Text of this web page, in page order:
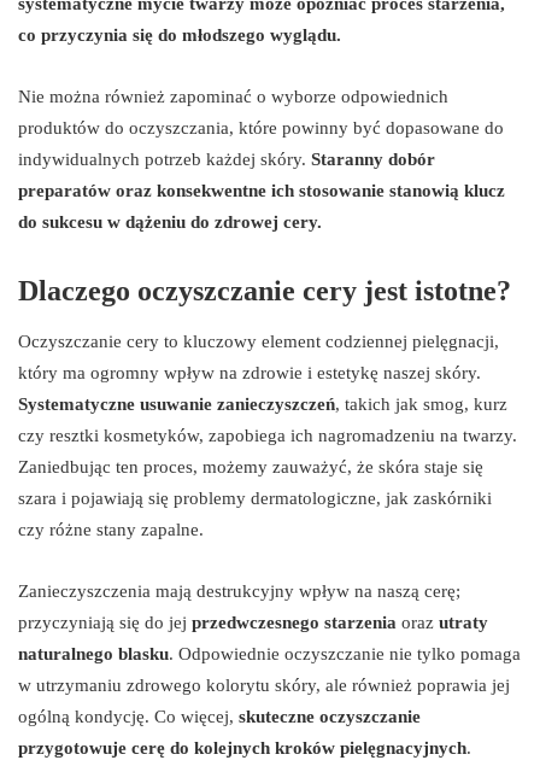
co przyczynia się do młodszego wyglądu.
Nie można również zapominać o wyborze odpowiednich
produktów do oczyszczania, które powinny być dopasowane do
indywidualnych potrzeb każdej skóry. Staranny dobór
preparatów oraz konsekwentne ich stosowanie stanowią klucz
do sukcesu w dążeniu do zdrowej cery.
Dlaczego oczyszczanie cery jest istotne?
Oczyszczanie cery to kluczowy element codziennej pielęgnacji,
który ma ogromny wpływ na zdrowie i estetykę naszej skóry.
Systematyczne usuwanie zanieczyszczeń, takich jak smog, kurz
czy resztki kosmetyków, zapobiega ich nagromadzeniu na twarzy.
Zaniedbując ten proces, możemy zauważyć, że skóra staje się
szara i pojawiają się problemy dermatologiczne, jak zaskórniki
czy różne stany zapalne.
Zanieczyszczenia mają destrukcyjny wpływ na naszą cerę;
przyczyniają się do jej przedwczesnego starzenia oraz utraty
naturalnego blasku. Odpowiednie oczyszczanie nie tylko pomaga
w utrzymaniu zdrowego kolorytu skóry, ale również poprawia jej
ogólną kondycję. Co więcej, skuteczne oczyszczanie
przygotowuje cerę do kolejnych kroków pielęgnacyjnych.